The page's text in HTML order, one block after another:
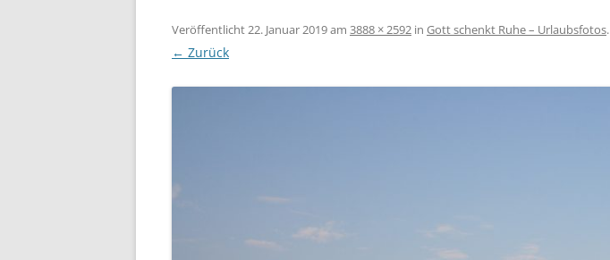
Veröffentlicht22. Januar 2019am 3888 × 2592 in Gott schenkt Ruhe – Urlaubsfotos.
← Zurück